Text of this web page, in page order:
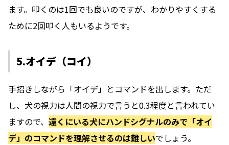
ます。叩くのは1回でも良いのですが、わかりやすくする
ために2回叩く人もいるようです。
5.オイデ（コイ）
手招きしながら「オイデ」とコマンドを出します。ただ
し、犬の視力は人間の視力で言うと0.3程度と言われてい
ますので、 遠くにいる犬にハンドシグナルのみで「オイ
デ」のコマンドを理解させるのは難しいでしょう。